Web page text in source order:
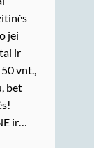
jei
ir
vnt.,
bet
ir…